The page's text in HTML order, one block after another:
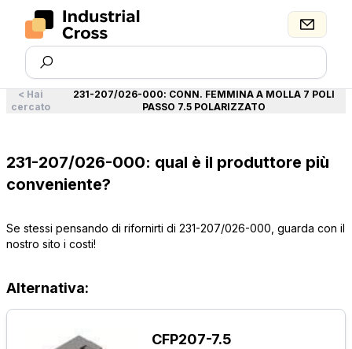
< Hai
cercato
231-207/026-000: CONN. FEMMINA A MOLLA 7 POLI
PASSO 7.5 POLARIZZATO
231-207/026-000: qual è il produttore più
conveniente?
Se stessi pensando di rifornirti di 231-207/026-000, guarda con il
nostro sito i costi!
Alternativa:
CFP207-7.5